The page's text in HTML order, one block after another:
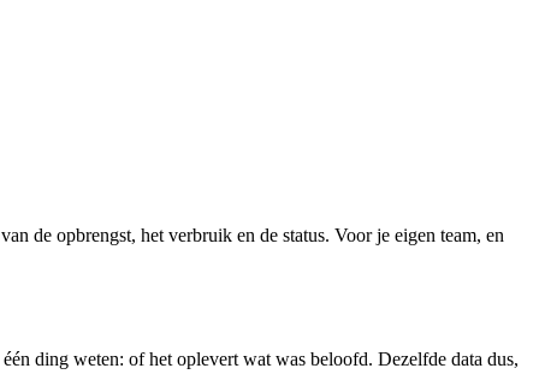
de opbrengst, het verbruik en de status. Voor je eigen team, en
ding weten: of het oplevert wat was beloofd. Dezelfde data dus,